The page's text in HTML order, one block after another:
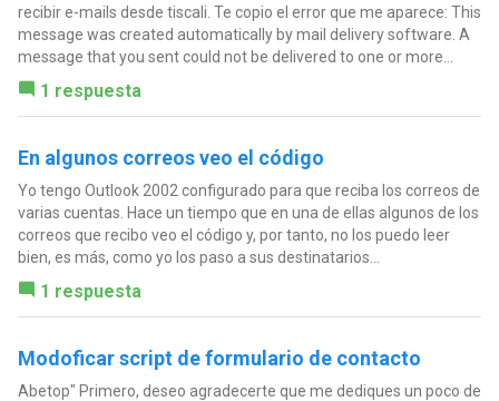
recibir e-mails desde tiscali. Te copio el error que me aparece: This
message was created automatically by mail delivery software. A
message that you sent could not be delivered to one or more...
1 respuesta
En algunos correos veo el código
Yo tengo Outlook 2002 configurado para que reciba los correos de
varias cuentas. Hace un tiempo que en una de ellas algunos de los
correos que recibo veo el código y, por tanto, no los puedo leer
bien, es más, como yo los paso a sus destinatarios...
1 respuesta
Modoficar script de formulario de contacto
Abetop" Primero, deseo agradecerte que me dediques un poco de